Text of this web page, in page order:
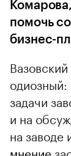
помочь
бизнес-
одиозный:
задачи
и на
на заводе
мнение